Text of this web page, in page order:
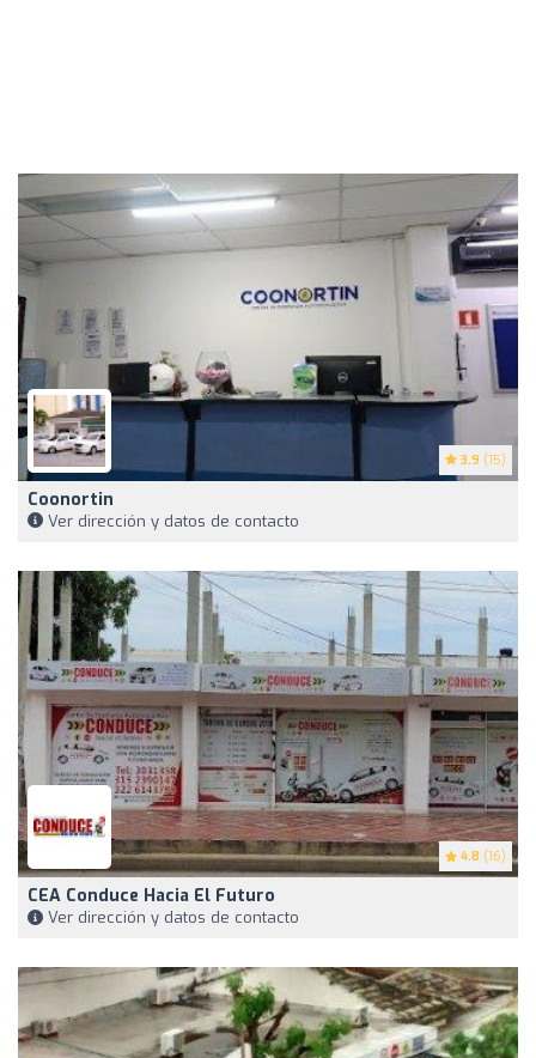
3.9 (15)
Coonortin
Ver dirección y datos de contacto
4.8 (16)
CEA Conduce Hacia El Futuro
Ver dirección y datos de contacto